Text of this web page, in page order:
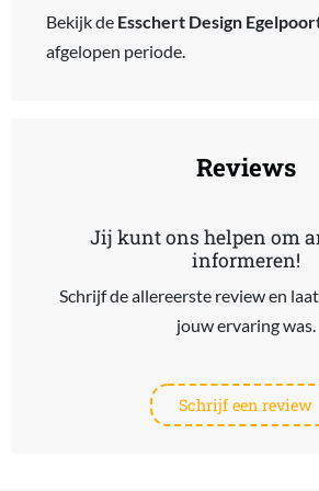
Bekijk de Esschert Design
afgelopen periode.
Reviews
Jij kunt ons helpen om
informeren!
Schrijf de allereerste review en
jouw ervaring was.
Schrijf een review